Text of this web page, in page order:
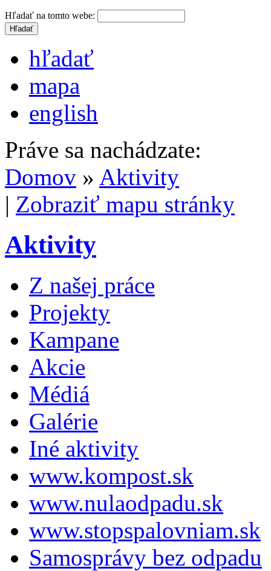
Hľadať na tomto webe:
hľadať
mapa
english
Práve sa nachádzate:
Domov » Aktivity
| Zobraziť mapu stránky
Aktivity
Z našej práce
Projekty
Kampane
Akcie
Médiá
Galérie
Iné aktivity
www.kompost.sk
www.nulaodpadu.sk
www.stopspalovniam.sk
Samosprávy bez odpadu